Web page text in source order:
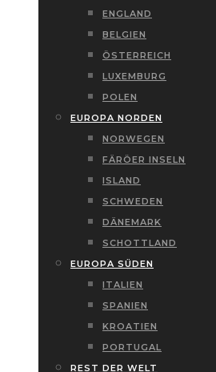
ENGLAND
BELGIEN
ÖSTERREICH
LUXEMBURG
POLEN
EUROPA NORDEN
NORWEGEN
FÄRÖER INSELN
ISLAND
SCHWEDEN
DÄNEMARK
SCHOTTLAND
EUROPA SÜDEN
ITALIEN
SPANIEN
KROATIEN
PORTUGAL
REST DER WELT